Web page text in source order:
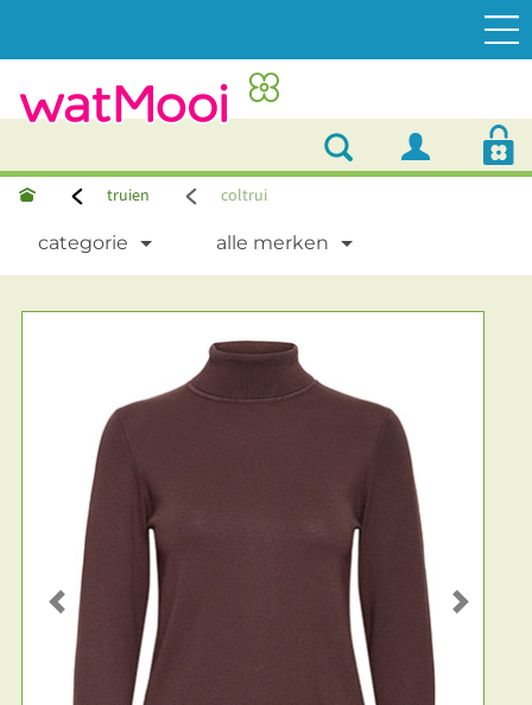
truien coltrui
categorie alle merken
Previous Next